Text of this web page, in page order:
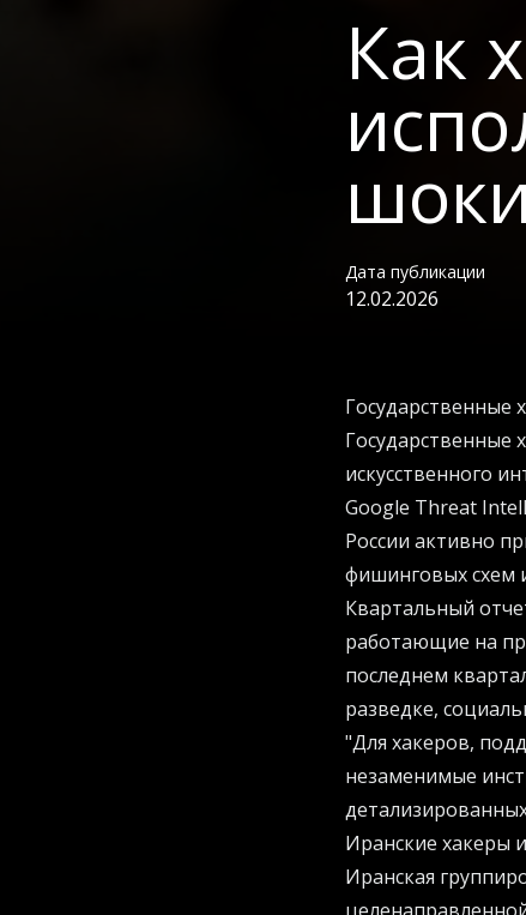
Как
Дата публикации
12.02.2026
Государственные
искусственного
Google Threat
России активно
фишинговых схем
Квартальный
работающие на
последнем
разведке,
"Для хакеров,
незаменимые
Иранские хакеры
Иранская